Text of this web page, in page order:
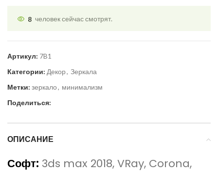
8 человек сейчас смотрят.
Артикул: 7B1
Категории: Декор, Зеркала
Метки: зеркало, минимализм
Поделиться:
ОПИСАНИЕ
Софт: 3ds max 2018, VRay, Corona,